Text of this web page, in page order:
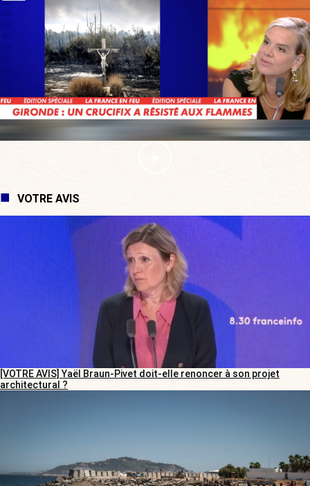
VOTRE AVIS
[VOTRE AVIS] Yaël Braun-Pivet doit-elle renoncer à son projet
architectural ?